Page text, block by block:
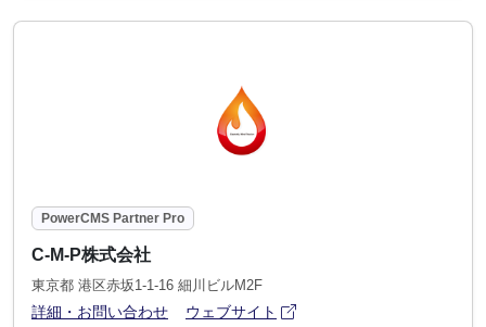
PowerCMS Partner Pro
C-M-P株式会社
東京都 港区赤坂1-1-16 細川ビルM2F
詳細・お問い合わせ ウェブサイト